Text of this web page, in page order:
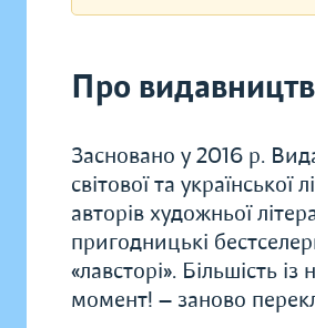
Про
Засновано у 2016 р.
світової та
авторів художньої
пригодницькі
«лавсторі». Більшість
момент! — заново